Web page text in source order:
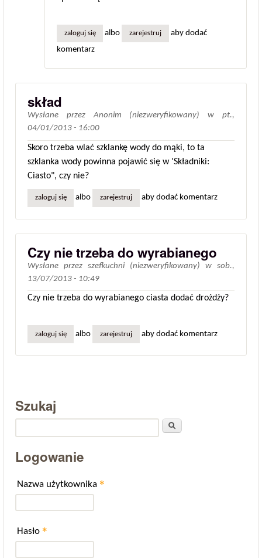
zaloguj się albo zarejestruj
aby dodać
komentarz
skład
Wysłane przezAnonim (niezweryfikowany) wpt.,
04/01/2013 - 16:00
Skoro trzeba wlać szklankę wody do mąki, to ta
szklanka wody powinna pojawić się w 'Składniki:
Ciasto", czy nie?
zaloguj się albo zarejestruj aby dodać komentarz
Czy nie trzeba do wyrabianego
Wysłane przez szefkuchni (niezweryfikowany) w sob.,
13/07/2013 - 10:49
Czy nie trzeba do wyrabianego ciasta dodać drożdży?
zaloguj się albo zarejestruj aby dodać komentarz
Szukaj
Logowanie
Nazwa użytkownika *
Hasło *